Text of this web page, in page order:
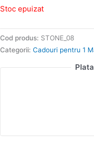
Stoc epuizat
Cod produs: STONE_08
Categorii: Cadouri pentru 1